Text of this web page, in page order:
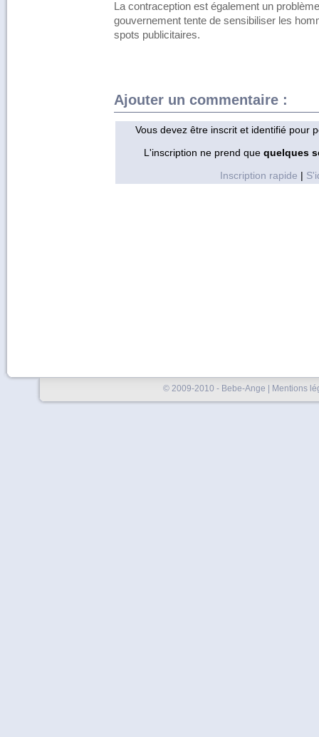
La contraception est également un
gouvernement tente de sensibiliser les
spots publicitaires.
Ajouter un commentaire :
Vous devez être inscrit et identifié pour
L'inscription ne prend que quelques
Inscription rapide |
© 2009-2010 - Bebe-Ange | Mentions